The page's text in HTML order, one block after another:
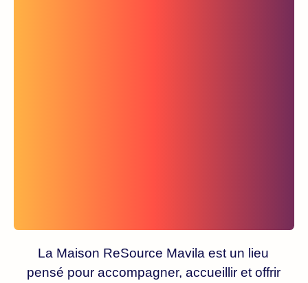
La Maison ReSource Mavila est un lieu
pensé pour accompagner, accueillir et offrir